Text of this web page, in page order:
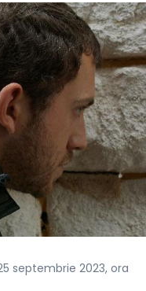
septembrie 2023, ora